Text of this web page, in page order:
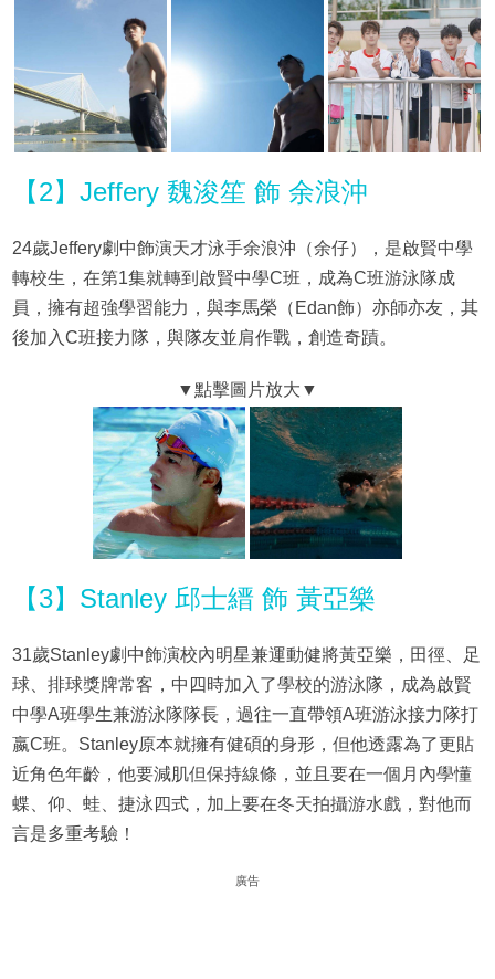
【2】Jeffery 魏浚笙 飾 余浪沖
24歲Jeffery劇中飾演天才泳手余浪沖（余仔），是啟賢中學
轉校生，在第1集就轉到啟賢中學C班，成為C班游泳隊成
員，擁有超強學習能力，與李馬榮（Edan飾）亦師亦友，其
後加入C班接力隊，與隊友並肩作戰，創造奇蹟。
【3】Stanley 邱士縉 飾 黃亞樂
31歲Stanley劇中飾演校內明星兼運動健將黃亞樂，田徑、足
球、排球獎牌常客，中四時加入了學校的游泳隊，成為啟賢
中學A班學生兼游泳隊隊長，過往一直帶領A班游泳接力隊打
嬴C班。Stanley原本就擁有健碩的身形，但他透露為了更貼
近角色年齡，他要減肌但保持線條，並且要在一個月內學懂
蝶、仰、蛙、捷泳四式，加上要在冬天拍攝游水戲，對他而
言是多重考驗！
廣告